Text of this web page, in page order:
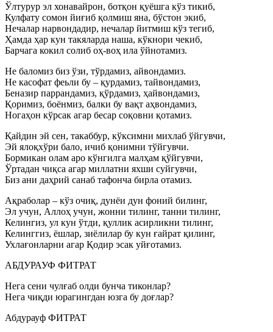
Ўлтурур эл хонавайрон, ботқон қуёшга кўз тикиб,
Кулфату сомон йиғиб қолмиш яна, бўстон экиб,
Нечалар нарвондадир, нечалар йитмиш кўз тегиб,
Ҳамда ҳар кун такяларда наша, кўкнори чекиб,
Барчага кокил солиб оҳ-воҳ ила ўйнотамиз.
Не баломиз биз ўзи, тўрдамиз, айвондамиз.
Не касофат феьли бу – қурдамиз, тайвондамиз,
Беназир паррандамиз, қўрдамиз, ҳайвондамиз,
Қоримиз, боёнмиз, балки бу вақт аҳвондамиз,
Ногаҳон кўрсак агар бесар соқовни қотамиз.
Қайдин эй сен, такаббур, кўксимни михлаб ўйгувчи,
Эй ялоқхўри бало, ичиб қонимни тўйгувчи.
Бормикан олам аро кўнгилга малҳам қўйгувчи,
Ўртадан чиқса агар миллатни яхши суйгувчи,
Биз ани даҳрий санаб тафонча бирла отамиз.
Ақраболар – кўз очиқ, дунёи дун фоний билинг,
Эл учун, Аллоҳ учун, жонни тилинг, танни тилинг,
Келингиз, ул кун ўтди, қуллик асирликни тилинг,
Келинггиз, ёшлар, зиёлилар бу кун ғайрат қилинг,
Ухлағонларни агар Қодир эсак уйғотамиз.
АБДУРАУФ ФИТРАТ
Нега сени чулғаб олди бунча тиконлар?
Нега чиқди юрагингдан юзга бу доғлар?
Абдурауф ФИТРАТ